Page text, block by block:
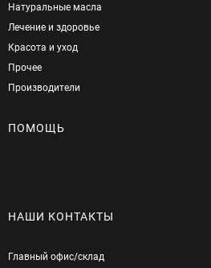
Натуральные масла
Лечение и здоровье
Красота и уход
Прочее
Производители
ПОМОЩЬ
НАШИ КОНТАКТЫ
Главный офис/cклад